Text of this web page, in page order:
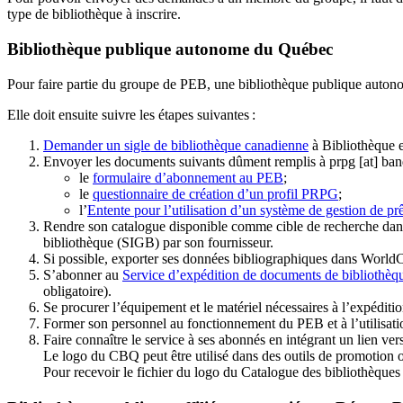
type de bibliothèque à inscrire.
Bibliothèque publique autonome du Québec
Pour faire partie du groupe de PEB, une bibliothèque publique
Elle doit ensuite suivre les étapes suivantes :
Demander un sigle de bibliothèque canadienne à Bibliothèque
Envoyer les documents suivants dûment remplis à prpg [at]
le formulaire d’abonnement au PEB;
le questionnaire de création d’un profil PRPG;
l’Entente pour l’utilisation d’un système de gestion de
Rendre son catalogue disponible comme cible de recherche
bibliothèque (SIGB) par son fournisseur.
Si possible, exporter ses données bibliographiques dans
S’abonner au Service d’expédition de documents de
obligatoire).
Se procurer l’équipement et le matériel nécessaires à
Former son personnel au fonctionnement du PEB et à
Faire connaître le service à ses abonnés en intégrant un lien
Le logo du CBQ peut être utilisé dans des outils de promotion
Pour recevoir le fichier du logo du Catalogue des